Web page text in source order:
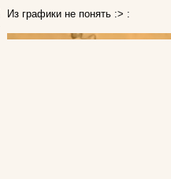
Из графики не понять :> :